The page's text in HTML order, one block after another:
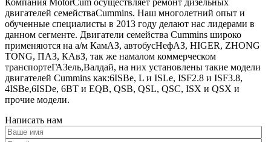
Компания MotorCum осуществляет ремонт дизельных
двигателей семействаCummins. Наш многолетний опыт и
обученные специалисты в 2013 году делают нас лидерами в
данном сегменте. Двигатели семейства Cummins широко
применяются на а/м КамАЗ, автобусНефАЗ, HIGER, ZHONG
TONG, ПАЗ, КАвЗ, так же намалом коммерческом
транспортеГАЗель,Валдай, на них установлены такие модели
двигателей Cummins как:6ISBe, L и ISLe, ISF2.8 и ISF3.8,
4ISBe,6ISDe, 6BT и EQB, QSB, QSL, QSC, ISX и QSX и
прочие модели.
Написать нам